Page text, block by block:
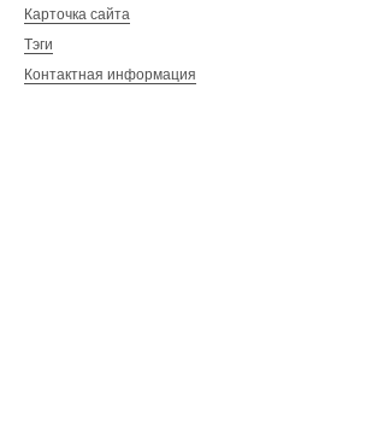
Карточка сайта
Тэги
Контактная информация